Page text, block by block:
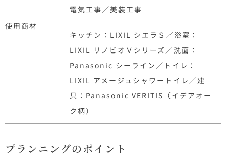
電気工事／美装工事
使用商材
キッチン：LIXIL シエラＳ／浴室：
LIXIL リノビオＶシリーズ／洗面：
Panasonic シーライン／トイレ：
LIXIL アメージュシャワートイレ／建
具：Panasonic VERITIS（イデアオー
ク柄）
プランニングのポイント